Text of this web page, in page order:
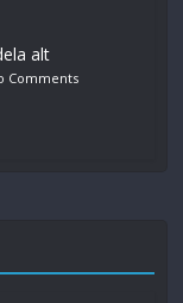
alt
Comments